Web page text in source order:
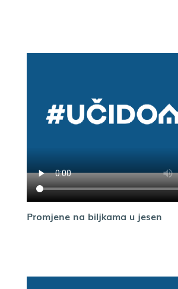
Promjene na biljkama u jesen